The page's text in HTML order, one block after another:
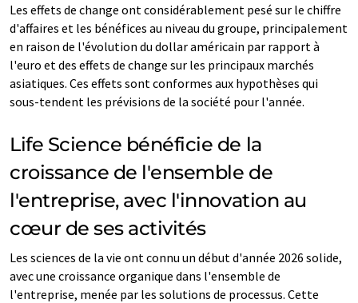
Les effets de change ont considérablement pesé sur le chiffre
d'affaires et les bénéfices au niveau du groupe, principalement
en raison de l'évolution du dollar américain par rapport à
l'euro et des effets de change sur les principaux marchés
asiatiques. Ces effets sont conformes aux hypothèses qui
sous-tendent les prévisions de la société pour l'année.
Life Science bénéficie de la
croissance de l'ensemble de
l'entreprise, avec l'innovation au
cœur de ses activités
Les sciences de la vie ont connu un début d'année 2026 solide,
avec une croissance organique dans l'ensemble de
l'entreprise, menée par les solutions de processus. Cette